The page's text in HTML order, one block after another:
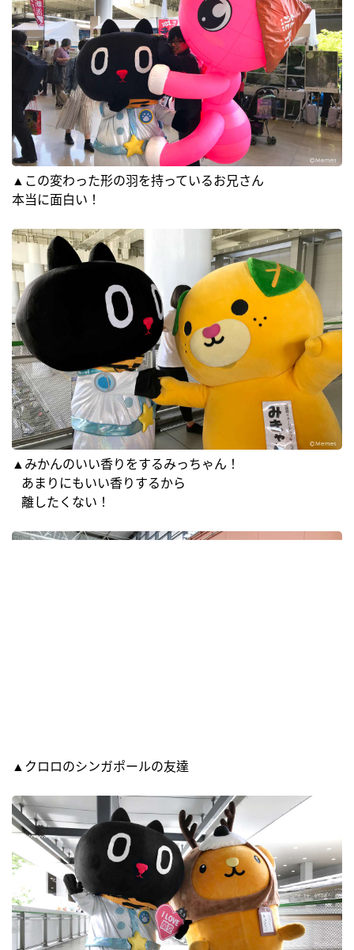
▲この変わった形の羽を持っているお兄さん
本当に面白い！
▲みかんのいい香りをするみっちゃん！
あまりにもいい香りするから
離したくない！
▲クロロのシンガポールの友達